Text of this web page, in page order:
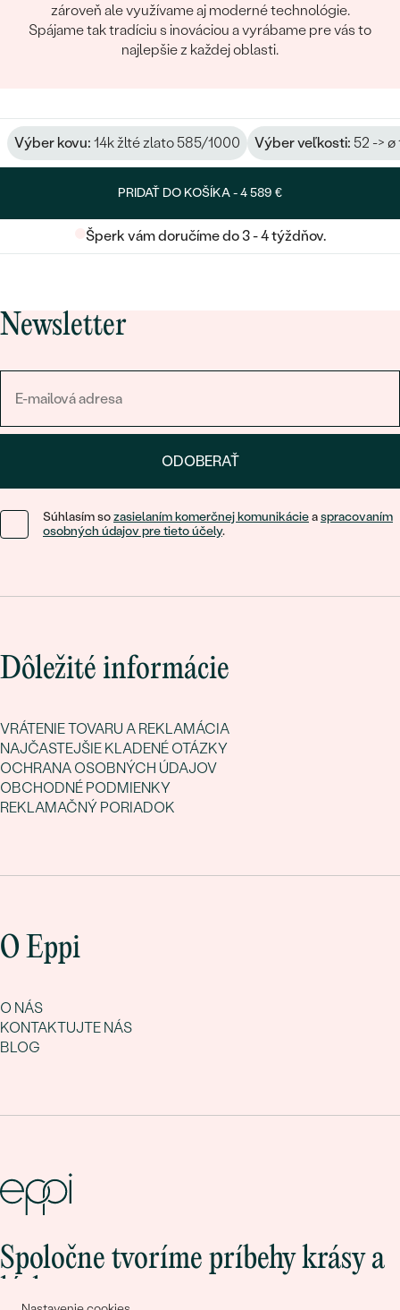
zároveň ale využívame aj moderné technológie.
Spájame tak tradíciu s inováciou a vyrábame pre vás to
najlepšie z každej oblasti.
Výber kovu: 14k žlté zlato 585/1000 Výber veľkosti: 52 -> ø
PRIDAŤ DO KOŠÍKA -4 589 €
Šperk vám doručíme do 3 - 4 týždňov.
Newsletter
ODOBERAŤ
Súhlasím sozasielaním komerčnej komunikácieaspracovaním
osobných údajov pre tieto účely.
Dôležité informácie
VRÁTENIE TOVARU A REKLAMÁCIA
NAJČASTEJŠIE KLADENÉ OTÁZKY
OCHRANA OSOBNÝCH ÚDAJOV
OBCHODNÉ PODMIENKY
REKLAMAČNÝ PORIADOK
O Eppi
O NÁS
KONTAKTUJTE NÁS
BLOG
Spoločne tvoríme príbehy krásy a